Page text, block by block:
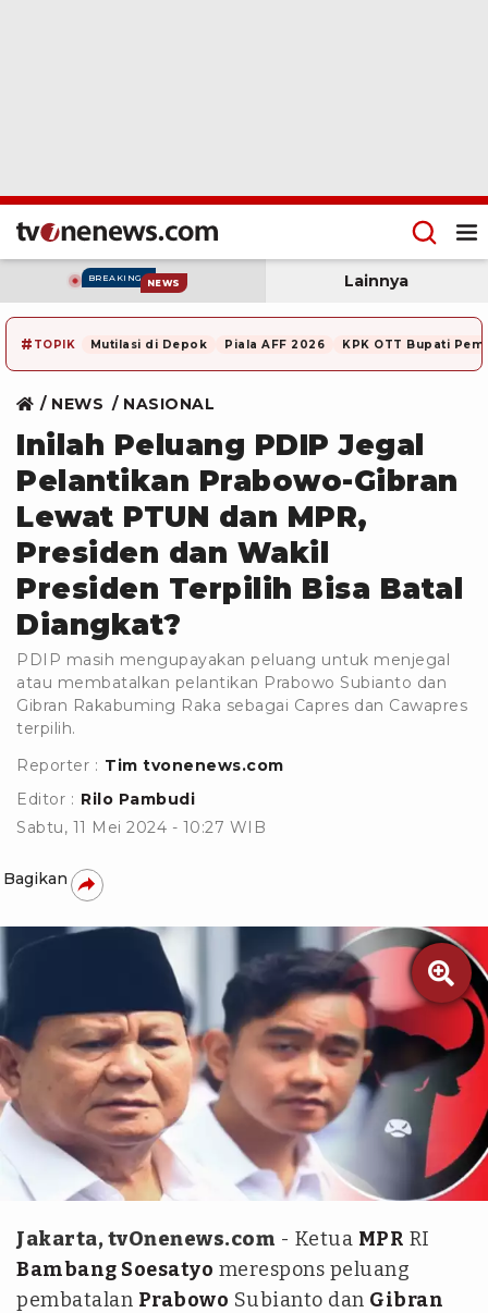
BREAKING NEWS Lainnya
# TOPIK Mutilasi di Depok Piala AFF 2026 KPK OTT Bupati
NEWS NASIONAL
Inilah Peluang PDIP Jegal
Pelantikan Prabowo-Gibran
Lewat PTUN dan MPR,
Presiden dan Wakil
Presiden Terpilih Bisa Batal
Diangkat?
PDIP masih mengupayakan peluang untuk menjegal
atau membatalkan pelantikan Prabowo Subianto dan
Gibran Rakabuming Raka sebagai Capres dan Cawapres
terpilih.
Reporter : Tim tvonenews.com
Editor : Rilo Pambudi
Sabtu, 11 Mei 2024 - 10:27 WIB
Bagikan

tvOnenews
Jakarta, tvOnenews.com - Ketua MPR RI
Bambang Soesatyo merespons peluang
pembatalan Prabowo Subianto dan Gibran